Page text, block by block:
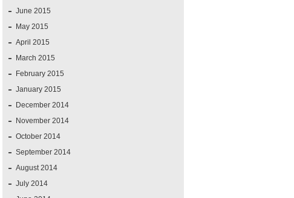
June 2015
May 2015
April 2015
March 2015
February 2015
January 2015
December 2014
November 2014
October 2014
September 2014
August 2014
July 2014